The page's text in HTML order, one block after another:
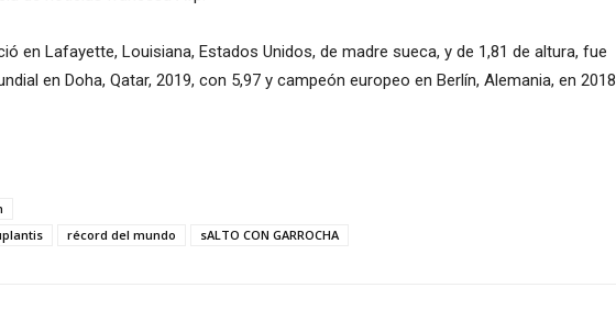
en Lafayette, Louisiana, Estados Unidos, de madre sueca, y de 1,81 de altura, fue
en Doha, Qatar, 2019, con 5,97 y campeón europeo en Berlín, Alemania, en 2018.
récord del mundo sALTO CON GARROCHA